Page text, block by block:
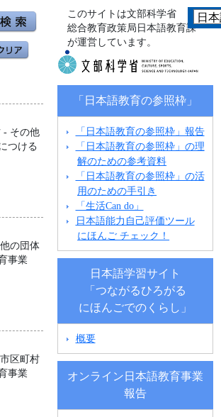
- その他
つける
の団体
事業
区町村
事業
このサイトは文部科学省
総合教育政策局日本語教育課
が運営しています。
「日本語教育の参照枠」
「日本語教育の参照枠」報告
「日本語教育の参照枠」の理
解のための参考資料
「日本語教育の参照枠」の活
用のための手引き
「生活Can do」
日本語能力自己評価ツール
にほんご チェック！
日本語学習サイト
「つながるひろがる
にほんごでのくらし」
概要
オンライン日本語教育事業
報告